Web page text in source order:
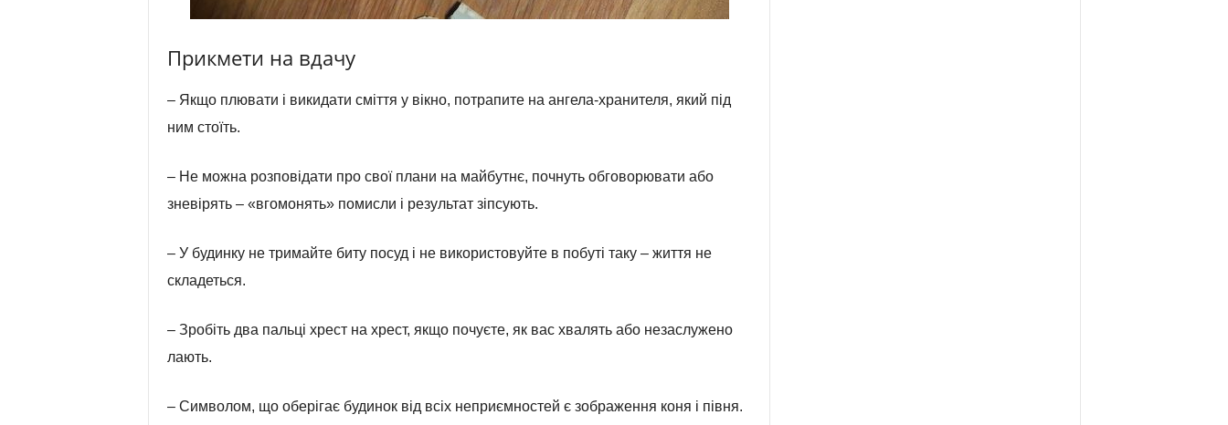
Прикмети на вдачу
– Якщо плювати і викидати сміття у вікно, потрапите на ангела-хранителя, який під
ним стоїть.
– Не можна розповідати про свої плани на майбутнє, почнуть обговорювати або
зневірять – «вгомонять» помисли і результат зіпсують.
– У будинку не тримайте биту посуд і не використовуйте в побуті таку – життя не
складеться.
– Зробіть два пальці хрест на хрест, якщо почуєте, як вас хвалять або незаслужено
лають.
– Символом, що оберігає будинок від всіх неприємностей є зображення коня і півня.